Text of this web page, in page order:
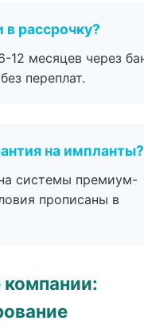
рассрочку?
12 месяцев через
переплат.
на импланты?
системы премиум-
прописаны в